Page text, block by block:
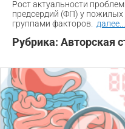
Рост актуальности
предсердий (ФП) у пожилых
группами факторов.
далее
Рубрика: Авторская